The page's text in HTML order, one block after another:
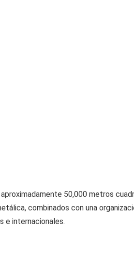
50,000 metros
combinados con una
e internacionales.